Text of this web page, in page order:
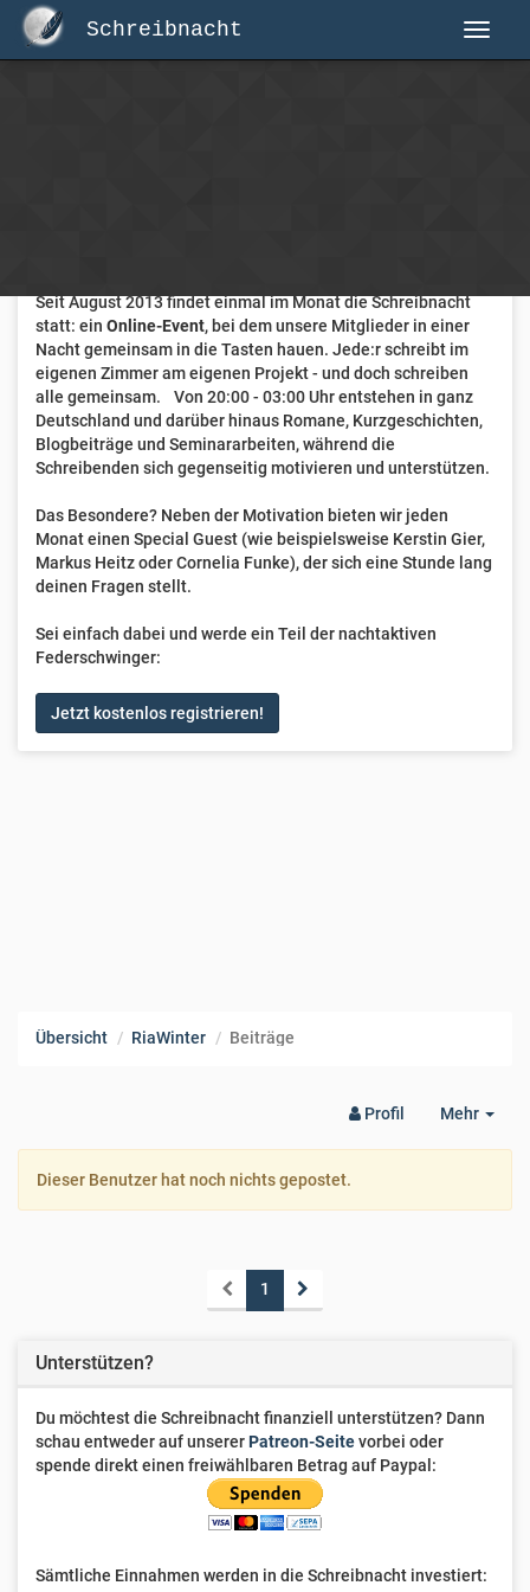
Schreibnacht
Seit August 2013 findet einmal im Monat die Schreibnacht
statt: ein Online-Event, bei dem unsere Mitglieder in einer
Nacht gemeinsam in die Tasten hauen. Jede:r schreibt im
eigenen Zimmer am eigenen Projekt - und doch schreiben
alle gemeinsam. Von 20:00 - 03:00 Uhr entstehen in ganz
Deutschland und darüber hinaus Romane, Kurzgeschichten,
Blogbeiträge und Seminararbeiten, während die
Schreibenden sich gegenseitig motivieren und unterstützen.
Das Besondere? Neben der Motivation bieten wir jeden
Monat einen Special Guest (wie beispielsweise Kerstin Gier,
Markus Heitz oder Cornelia Funke), der sich eine Stunde lang
deinen Fragen stellt.
Sei einfach dabei und werde ein Teil der nachtaktiven
Federschwinger:
Jetzt kostenlos registrieren!
Übersicht RiaWinter Beiträge
Mehr
Profil
Dieser Benutzer hat noch nichts gepostet.
1
Unterstützen?
Du möchtest die Schreibnacht finanziell unterstützen? Dann
schau entweder auf unsererPatreon-Seitevorbei oder
spende direkt einen freiwählbaren Betrag auf Paypal:
Sämtliche Einnahmen werden in die Schreibnacht investiert: